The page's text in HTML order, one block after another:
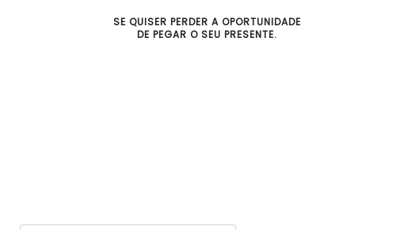
SE QUISER PERDER A OPORTUNIDADE
DE PEGAR O SEU PRESENTE.